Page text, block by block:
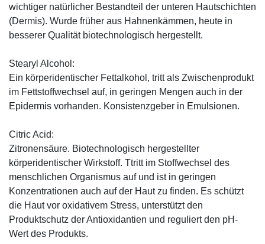
wichtiger natürlicher Bestandteil der unteren Hautschichten
(Dermis). Wurde früher aus Hahnenkämmen, heute in
besserer Qualität biotechnologisch hergestellt.
Stearyl Alcohol:
Ein körperidentischer Fettalkohol, tritt als Zwischenprodukt
im Fettstoffwechsel auf, in geringen Mengen auch in der
Epidermis vorhanden. Konsistenzgeber in Emulsionen.
Citric Acid:
Zitronensäure. Biotechnologisch hergestellter
körperidentischer Wirkstoff. Ttritt im Stoffwechsel des
menschlichen Organismus auf und ist in geringen
Konzentrationen auch auf der Haut zu finden. Es schützt
die Haut vor oxidativem Stress, unterstützt den
Produktschutz der Antioxidantien und reguliert den pH-
Wert des Produkts.